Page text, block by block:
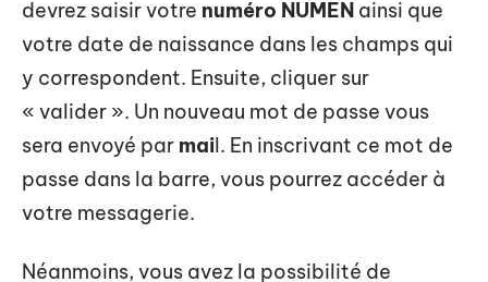
devrez saisir votre numéro NUMEN ainsi que
votre date de naissance dans les champs qui
y correspondent. Ensuite, cliquer sur
« valider ». Un nouveau mot de passe vous
sera envoyé par mail. En inscrivant ce mot de
passe dans la barre, vous pourrez accéder à
votre messagerie.
Néanmoins, vous avez la possibilité de